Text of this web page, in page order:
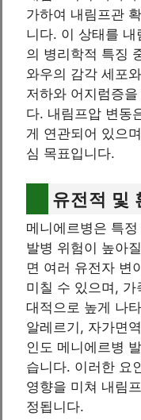
가하여 내림프관
니다. 이 상태를 내
의 병리학적 특징
와우의 감각 세포
저하와 어지럼증
다. 내림프압 변동
게 연관되어 있으
심 목표입니다.
유전적 및
메니에르병은 특
발병 위험이 높아
면 여러 유전자 변
미칠 수 있으며,
대적으로 높게 나
알레르기, 자가면
인도 메니에르병
습니다. 이러한 요
영향을 미쳐 내림
정됩니다.